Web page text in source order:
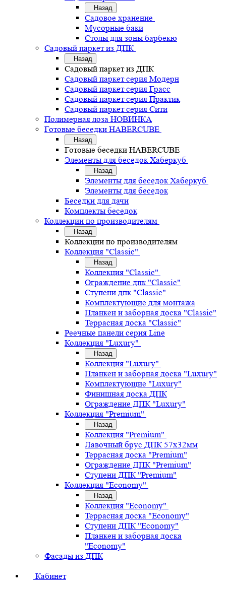
Назад
Садовое хранение
Мусорные баки
Столы для зоны барбекю
Садовый паркет из ДПК
Назад
Садовый паркет из ДПК
Садовый паркет серия Mодерн
Садовый паркет серия Грасс
Садовый паркет серия Практик
Садовый паркет серия Сити
Полимерная лоза НОВИНКА
Готовые беседки HABERCUBE
Назад
Готовые беседки HABERCUBE
Элементы для беседок Хаберкуб
Назад
Элементы для беседок Хаберкуб
Элементы для беседок
Беседки для дачи
Комплекты беседок
Коллекции по производителям
Назад
Коллекции по производителям
Коллекция "Classic"
Назад
Коллекция "Classic"
Ограждение дпк "Classic"
Ступени дпк "Classic"
Комплектующие для монтажа
Планкен и заборная доска "Classic"
Террасная доска "Classic"
Реечные панели серия Line
Коллекция "Luxury"
Назад
Коллекция "Luxury"
Планкен и заборная доска "Luxury"
Комплектующие "Luxury"
Финишная доска ДПК
Ограждение ДПК "Luxury"
Коллекция "Premium"
Назад
Коллекция "Premium"
Лавочный брус ДПК 57х32мм
Террасная доска "Premium"
Ограждение ДПК "Premium"
Ступени ДПК "Premium"
Коллекция "Economy"
Назад
Коллекция "Economy"
Террасная доска "Economy"
Ступени ДПК "Economy"
Планкен и заборная доска
"Economy"
Фасады из ДПК
Кабинет